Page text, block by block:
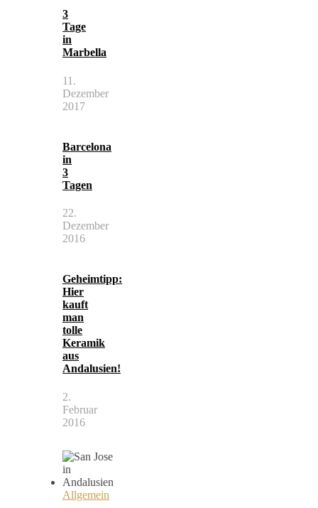
3
Tage
in
Marbella
11.
Dezember
2017
Barcelona
in
3
Tagen
22.
Dezember
2016
Geheimtipp:
Hier
kauft
man
tolle
Keramik
aus
Andalusien!
2.
Februar
2016
Allgemein